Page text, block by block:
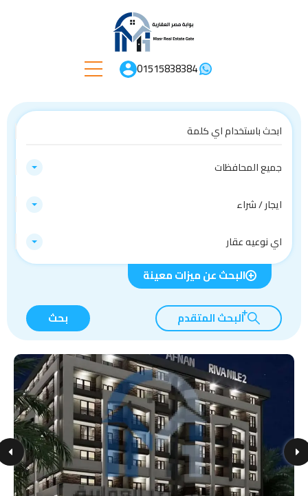
01515838384
جميع المحافظات
ايجار / شراء
اي نوعيه عقار
البحث عن ميزات معينة
البحث المتقدم بحث